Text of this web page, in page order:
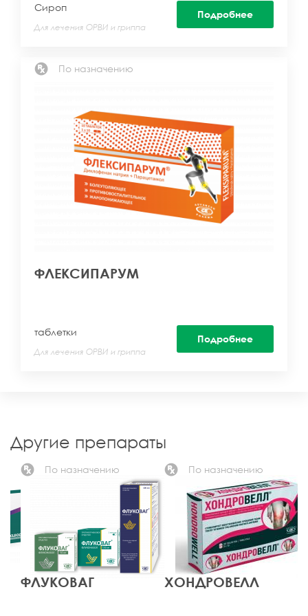
Сироп
Для лечения ОРВИ и гриппа
Подробнее
По назначению
ФЛЕКСИПАРУМ
таблетки
Для лечения ОРВИ и гриппа
Подробнее
Другие препараты
По назначению
ФЛУКОВАГ
По назначению
ХОНДРОВЕЛЛ